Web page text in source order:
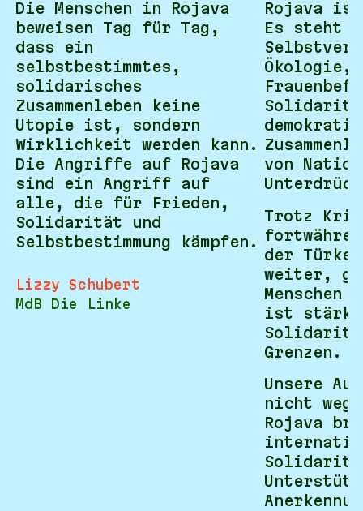
Die Menschen in Rojava
beweisen Tag für Tag,
dass ein
selbstbestimmtes,
solidarisches
Zusammenleben keine
Utopie ist, sondern
Wirklichkeit werden kann.
Die Angriffe auf Rojava
sind ein Angriff auf
alle, die für Frieden,
Solidarität und
Selbstbestimmung kämpfen.
Lizzy Schubert
MdB Die Linke
Rojava
Es steht
Ökologie,
von
Trotz
der
weiter,
Menschen
ist
Grenzen.
Unsere
nicht
Rojava